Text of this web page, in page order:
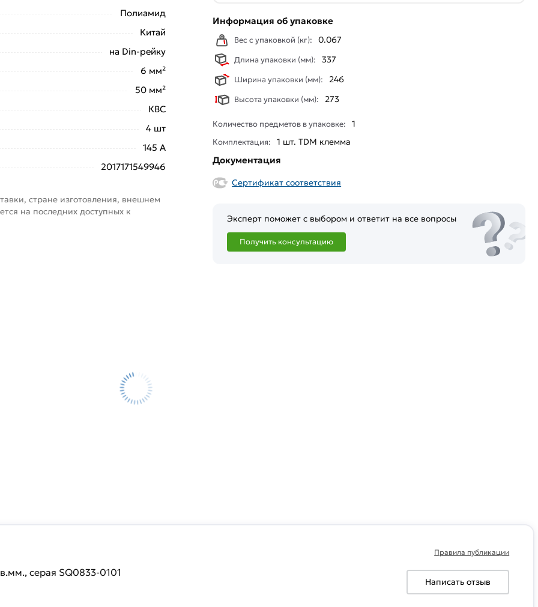
Полиамид
Китай
на Din-рейку
6 мм²
50 мм²
КВС
4 шт
145 А
2017171549946
стране изготовления, внешнем
на последних доступных к
Информация об упаковке
Вес с упаковкой (кг): 0.067
Длина упаковки (мм): 337
Ширина упаковки (мм): 246
Высота упаковки (мм): 273
Количество предметов в упаковке: 1
Комплектация: 1 шт. TDM клемма
Документация
Сертификат соответствия
Эксперт поможет с выбором и ответит на все вопросы
Получить консультацию
серая SQ0833-0101
Правила публикации
Написать отзыв